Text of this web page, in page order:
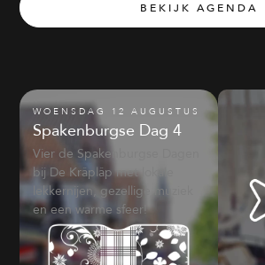
BEKIJK AGENDA
WOENSDAG 12 AUGUSTUS
Spakenburgse Dag 4
Vier de Spakenburgse Dagen
bij De Krâplâp met lokale
lekkernijen, gezellige muziek
en een warme sfeer!